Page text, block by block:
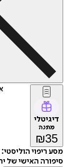
דיגיטלי
מתנה
₪35
מסע ריפוי
סיפורה האישי של